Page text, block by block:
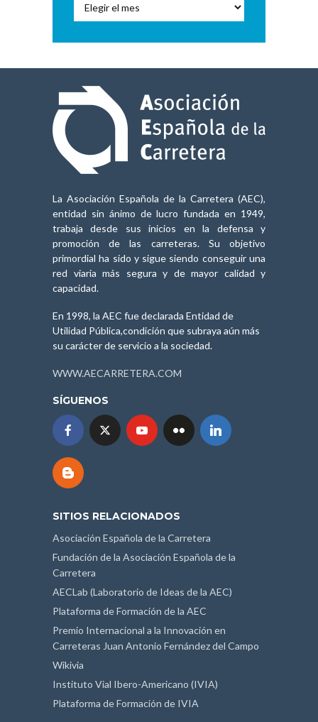
Audiovisual
La Asociación Española de la Carretera (AEC),
entidad sin ánimo de lucro fundada en 1949,
trabaja desde sus inicios en la defensa y
promoción de las carreteras. Su objetivo
primordial ha sido y sigue siendo conseguir una
red viaria más segura y de mayor calidad y
capacidad.
En 1998, la AEC fue declarada Entidad de
Utilidad Pública,condición que subraya aún más
su carácter de servicio a la sociedad.
WWW.AECARRETERA.COM
SÍGUENOS
SITIOS RELACIONADOS
Asociación Española de la Carretera
Fundación de la Asociación Española de la
Carretera
AECLab (Laboratorio de Ideas de la AEC)
Plataforma de Formación de la AEC
Premio Internacional a la Innovación en
Carreteras Juan Antonio Fernández del Campo
Wikivia
Instituto Vial Ibero-Americano (IVIA)
Plataforma de Formación de IVIA